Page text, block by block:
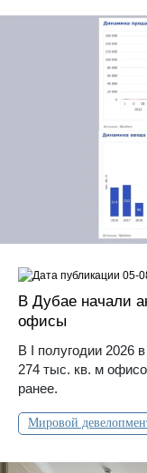
В Дубае начали
офисы
В I полугодии 2026
274 тыс. кв. м
ранее.
Мировой
05-